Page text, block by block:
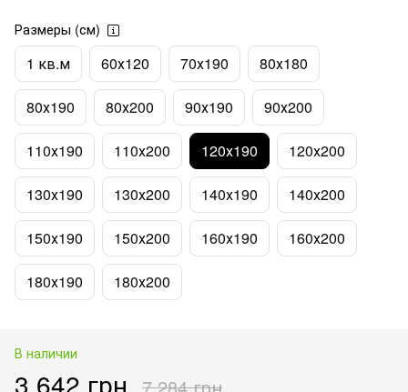
Размеры (см)
1 кв.м 60х120 70х190 80х180
80х190 80х200 90х190 90х200
110х190 110х200 120х190 120х200
130х190 130х200 140х190 140х200
150х190 150х200 160х190 160х200
180х190 180х200
В наличии
3 642 грн 7 284 грн